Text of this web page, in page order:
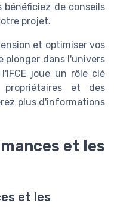
bénéficiez de conseils
projet.
et optimiser vos
plonger dans l'univers
joue un rôle clé
propriétaires et des
plus d'informations
et les
et les